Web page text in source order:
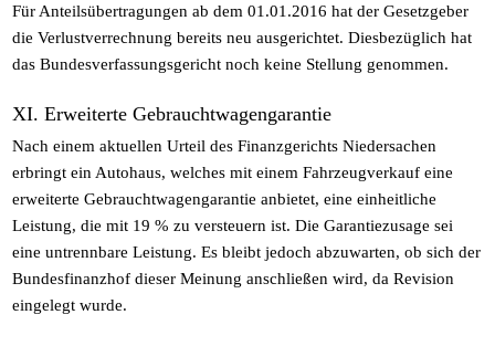
Für Anteilsübertragungen ab dem 01.01.2016 hat der Gesetzgeber
die Verlustverrechnung bereits neu ausgerichtet. Diesbezüglich hat
das Bundesverfassungsgericht noch keine Stellung genommen.
XI. Erweiterte Gebrauchtwagengarantie
Nach einem aktuellen Urteil des Finanzgerichts Niedersachen
erbringt ein Autohaus, welches mit einem Fahrzeugverkauf eine
erweiterte Gebrauchtwagengarantie anbietet, eine einheitliche
Leistung, die mit 19 % zu versteuern ist. Die Garantiezusage sei
eine untrennbare Leistung. Es bleibt jedoch abzuwarten, ob sich der
Bundesfinanzhof dieser Meinung anschließen wird, da Revision
eingelegt wurde.